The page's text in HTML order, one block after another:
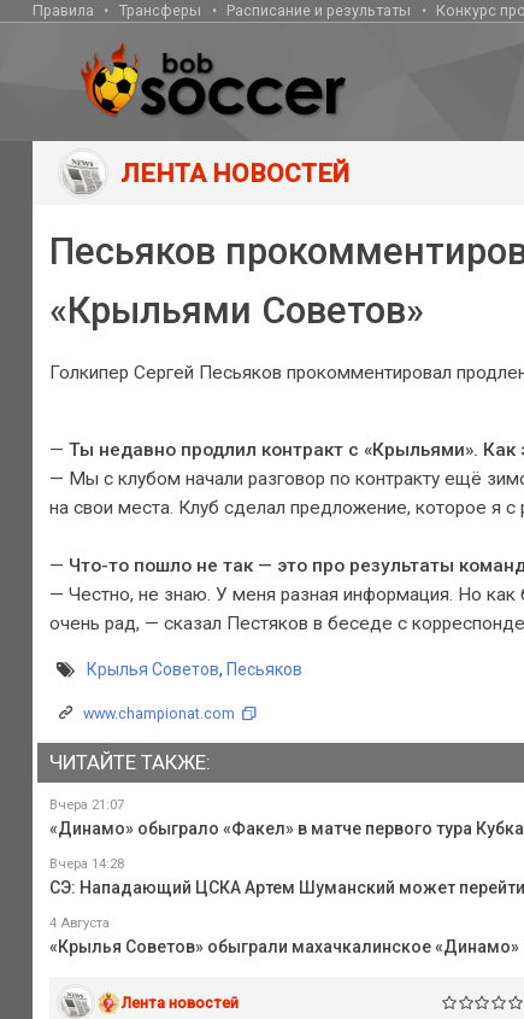
Правила Трансферы Расписание и результаты Конкурс
ЛЕНТА НОВОСТЕЙ
Песьяков
«Крыльями Советов»
Голкипер Сергей Песьяков прокомментировал
— Ты недавно продлил контракт с «Крыльями». Как
— Мы с клубом начали разговор по контракту ещё
на свои места. Клуб сделал предложение, которое я с
— Что-то пошло не так — это про результаты
— Честно, не знаю. У меня разная информация. Но
очень рад, — сказал Пестяков в беседе с
Крылья Советов, Песьяков
www.championat.com
ЧИТАЙТЕ ТАКЖЕ:
Вчера 21:07
«Динамо» обыграло «Факел» в матче первого тура
Вчера 14:28
СЭ: Нападающий ЦСКА Артем Шуманский может перейти
4 Августа
«Крылья Советов» обыграли махачкалинское «Динамо»
Лента новостей